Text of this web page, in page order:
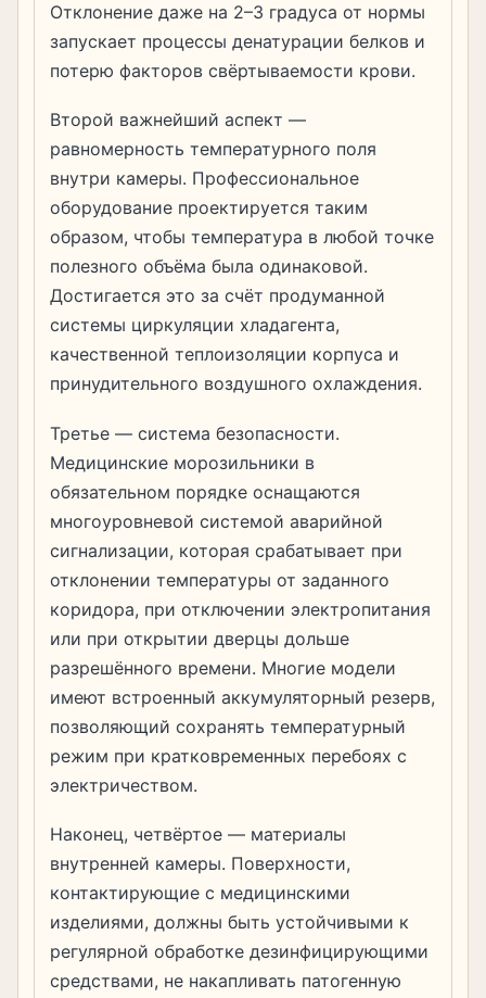
Отклонение даже на 2–3 градуса от нормы
запускает процессы денатурации белков и
потерю факторов свёртываемости крови.
Второй важнейший аспект —
равномерность температурного поля
внутри камеры. Профессиональное
оборудование проектируется таким
образом, чтобы температура в любой точке
полезного объёма была одинаковой.
Достигается это за счёт продуманной
системы циркуляции хладагента,
качественной теплоизоляции корпуса и
принудительного воздушного охлаждения.
Третье — система безопасности.
Медицинские морозильники в
обязательном порядке оснащаются
многоуровневой системой аварийной
сигнализации, которая срабатывает при
отклонении температуры от заданного
коридора, при отключении электропитания
или при открытии дверцы дольше
разрешённого времени. Многие модели
имеют встроенный аккумуляторный резерв,
позволяющий сохранять температурный
режим при кратковременных перебоях с
электричеством.
Наконец, четвёртое — материалы
внутренней камеры. Поверхности,
контактирующие с медицинскими
изделиями, должны быть устойчивыми к
регулярной обработке дезинфицирующими
средствами, не накапливать патогенную